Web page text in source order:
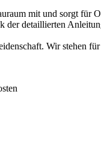
mit und sorgt für
detaillierten
Wir stehen